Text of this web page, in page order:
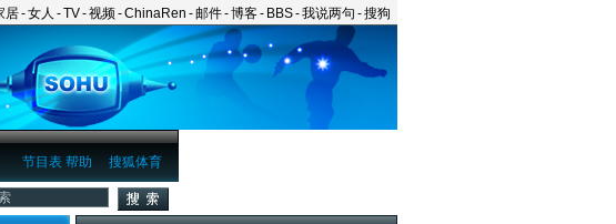
居-女人 -TV-视频-ChinaRen -邮件-博客- BBS-我说两句 -搜狗
搜狐体育
节目表 帮助